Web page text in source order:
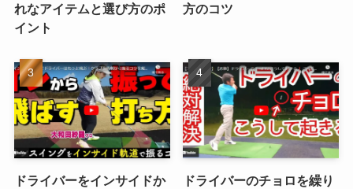
れなアイテムと選び方のポ
イント
方のコツ
ドライバーをインサイドか
ドライバーのチョロを繰り